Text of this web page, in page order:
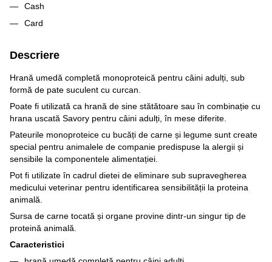
Cash
Card
Descriere
Hrană umedă completă monoproteică pentru câini adulți, sub
formă de pate suculent cu curcan.
Poate fi utilizată ca hrană de sine stătătoare sau în combinație cu
hrana uscată Savory pentru câini adulți, în mese diferite.
Pateurile monoproteice cu bucăți de carne și legume sunt create
special pentru animalele de companie predispuse la alergii și
sensibile la componentele alimentației.
Pot fi utilizate în cadrul dietei de eliminare sub supravegherea
medicului veterinar pentru identificarea sensibilității la proteina
animală.
Sursa de carne tocată și organe provine dintr-un singur tip de
proteină animală.
Caracteristici